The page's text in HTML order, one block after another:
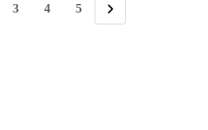
3 4 5
Následující